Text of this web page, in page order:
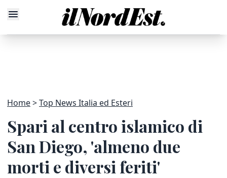
Home Top News Italia ed Esteri
Spari al centro islamico di
San Diego, 'almeno due
morti e diversi feriti'